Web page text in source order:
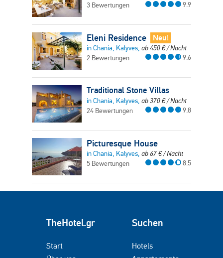
3 Bewertungen
9.9
Eleni Residence Neu!
in Chania, Kalyves, ab450€/ Nacht
2 Bewertungen
9.6
Traditional Stone Villas
in Chania, Kalyves, ab370€/ Nacht
24 Bewertungen
9.8
Picturesque House
in Chania, Kalyves, ab67€/ Nacht
5 Bewertungen
8.5
TheHotel.gr
Start
Suchen
Hotels